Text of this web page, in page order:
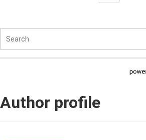
navigation
Author profile